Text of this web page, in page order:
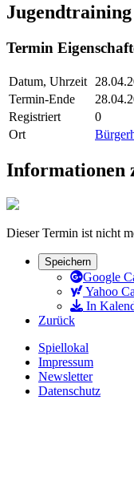
Jugendtraining
Termin
Datum, Uhrzeit
Termin-Ende
Registriert
0
Ort
Informationen
Dieser Termin ist nicht
Speichern
Google
Yahoo
In
Zurück
Spiellokal
Impressum
Newsletter
Datenschutz